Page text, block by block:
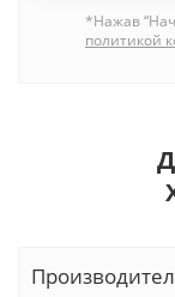
*Нажав
политикой